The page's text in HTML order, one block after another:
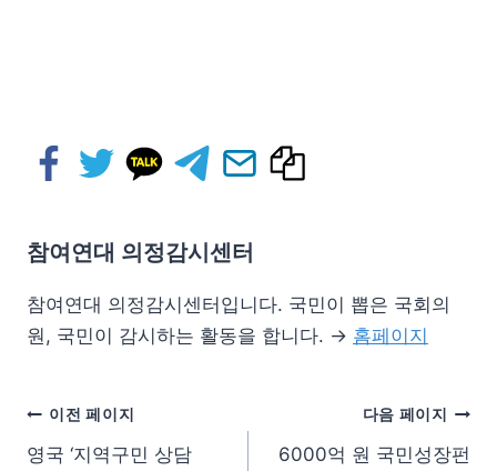
참여연대 의정감시센터
참여연대 의정감시센터입니다. 국민이 뽑은 국회의
원, 국민이 감시하는 활동을 합니다. → 홈페이지
이전 페이지
영국 ‘지역구민 상담
다음 페이지
6000억 원 국민성장펀